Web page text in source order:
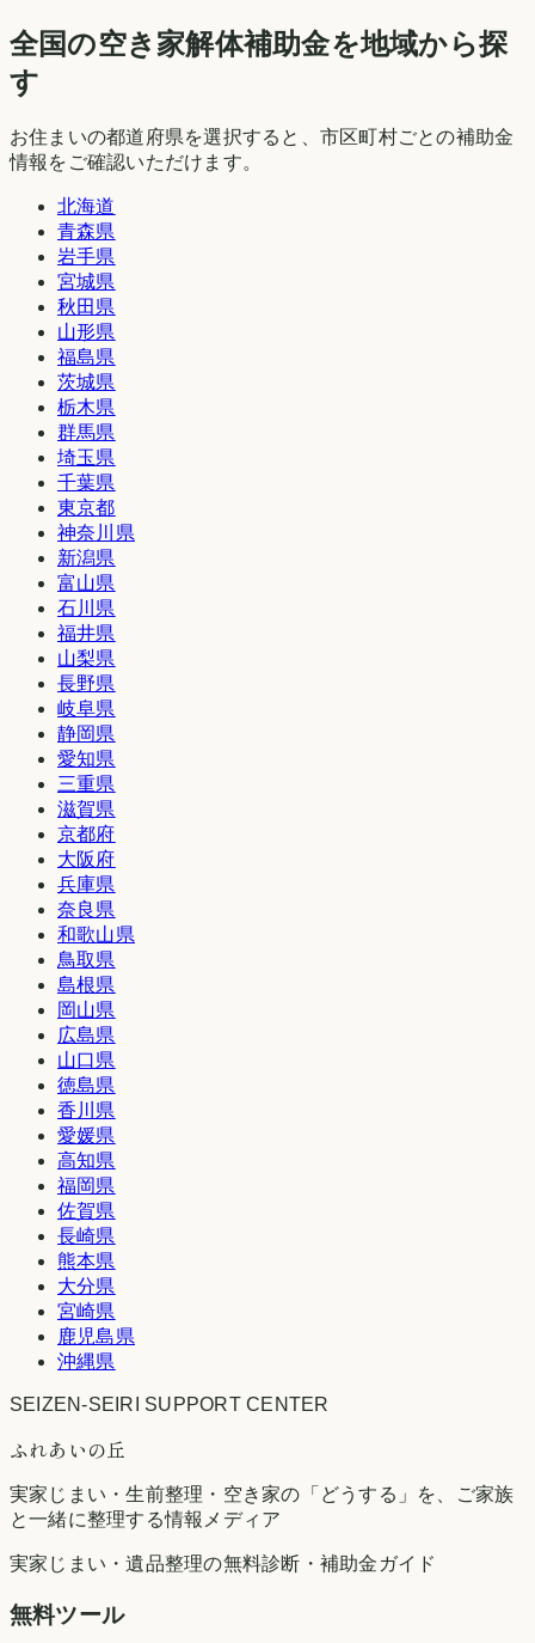
全国の空き家解体補助金を地域から探
す
お住まいの都道府県を選択すると、市区町村ごとの補助金
情報をご確認いただけます。
北海道
青森県
岩手県
宮城県
秋田県
山形県
福島県
茨城県
栃木県
群馬県
埼玉県
千葉県
東京都
神奈川県
新潟県
富山県
石川県
福井県
山梨県
長野県
岐阜県
静岡県
愛知県
三重県
滋賀県
京都府
大阪府
兵庫県
奈良県
和歌山県
鳥取県
島根県
岡山県
広島県
山口県
徳島県
香川県
愛媛県
高知県
福岡県
佐賀県
長崎県
熊本県
大分県
宮崎県
鹿児島県
沖縄県
SEIZEN-SEIRI SUPPORT CENTER
ふれあいの丘
実家じまい・生前整理・空き家の「どうする」を、ご家族
と一緒に整理する情報メディア
実家じまい・遺品整理の無料診断・補助金ガイド
無料ツール